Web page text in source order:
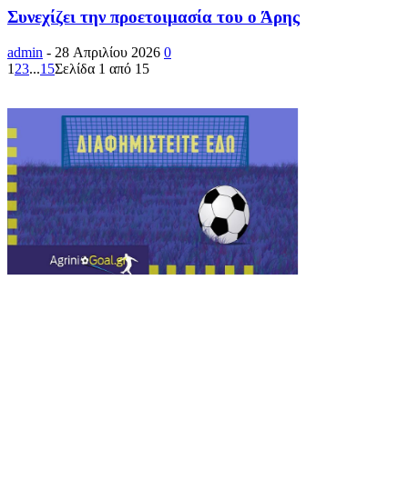
Συνεχίζει την προετοιμασία του ο Άρης
admin - 28 Απριλίου 2026 0
1 23...15Σελίδα 1 από 15